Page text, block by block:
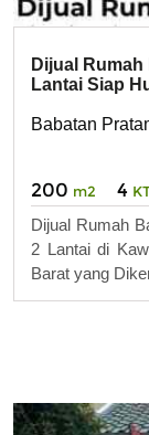
Dijual
Lantai Siap
Babatan
200 m2 4
Dijual Rumah
2 Lantai di
Barat yang